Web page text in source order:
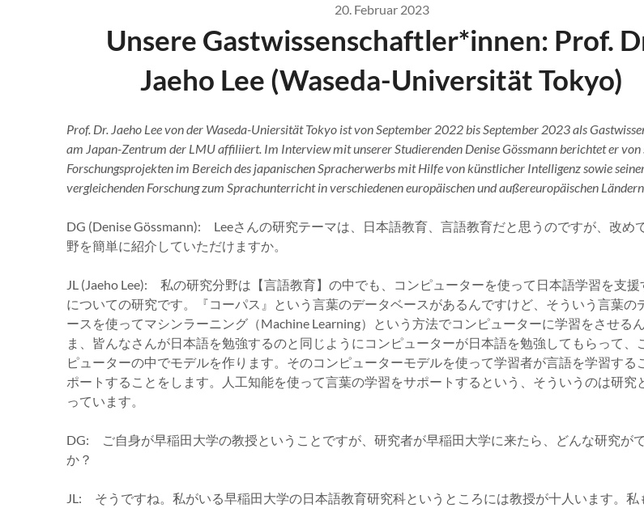
20. Februar 2023
Unsere Gastwissenschaftler*innen: Prof.
Jaeho Lee (Waseda-Universität Tokyo)
Prof. Dr. Jaeho Lee von der Waseda-Uniersität Tokyo ist von September 2022 bis September 2023 als
am Japan-Zentrum der LMU affiliiert. Im Interview mit unserer Studierenden Denise Gössmann berichtet er von
Forschungsprojekten im Bereich des japanischen Spracherwerbs mit Hilfe von künstlicher Intelligenz sowie
vergleichenden Forschung zum Sprachunterricht in verschiedenen europäischen und außereuropäischen Ländern.
DG (Denise Gössmann): Leeさんの研究テーマは、日本語教育、言語教育だと思うのですが、改め
野を簡単に紹介していただけますか。
JL (Jaeho Lee): 私の研究分野は【言語教育】の中でも、コンピューターを使って日本語学習を支援
についての研究です。『コーパス』という言葉のデータベースがあるんですけど、そういう言葉の
ースを使ってマシンラーニング（Machine Learning）という方法でコンピューターに学習をさせるん
ま、皆んなさんが日本語を勉強するのと同じようにコンピューターが日本語を勉強してもらって、
ピューターの中でモデルを作ります。そのコンピューターモデルを使って学習者が言語を学習する
ポートすることをします。人工知能を使って言葉の学習をサポートするという、そういうのは研究
っています。
DG: ご自身が早稲田大学の教授ということですが、研究者が早稲田大学に来たら、どんな研究が
か？
JL: そうですね。私がいる早稲田大学の日本語教育研究科というところには教授が十人います。私